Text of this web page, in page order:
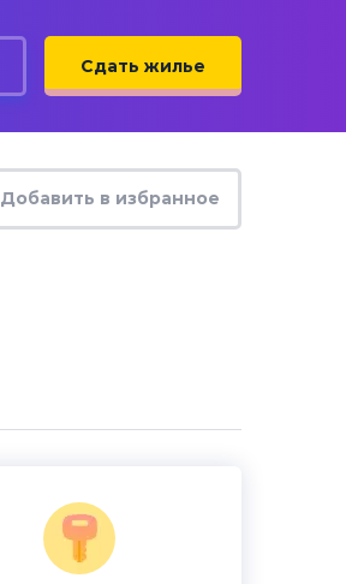
Сдать жилье
Добавить в избранное